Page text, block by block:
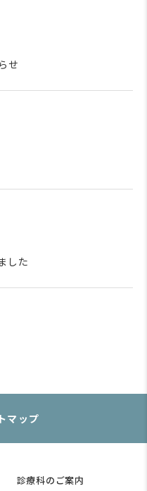
せ
した
マップ
診療科のご案内